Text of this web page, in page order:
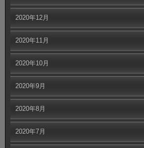
2020年12月
2020年11月
2020年10月
2020年9月
2020年8月
2020年7月